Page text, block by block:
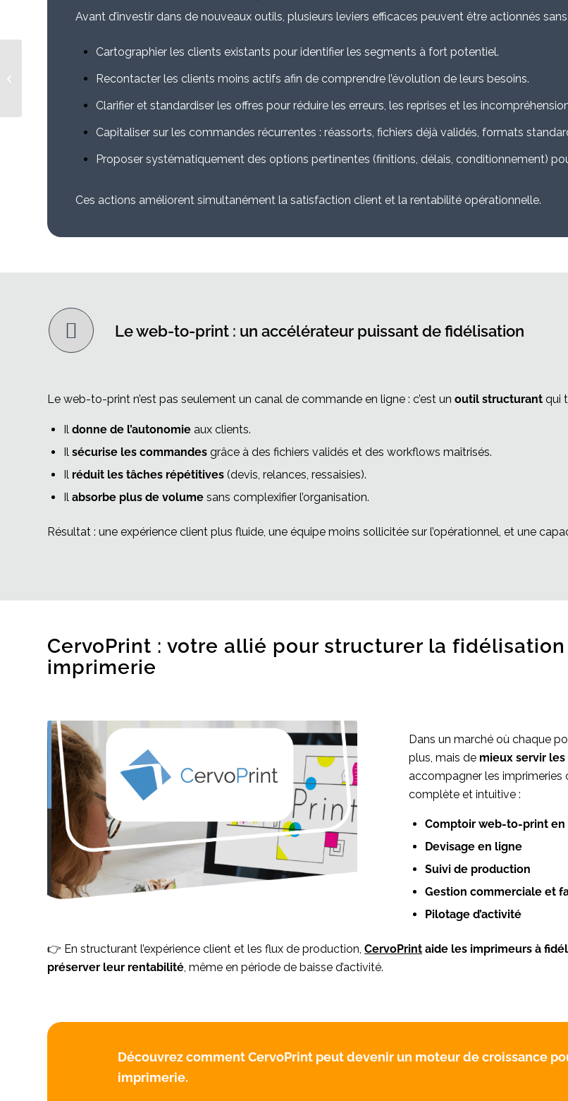
Avant d’investir dans de nouveaux outils, plusieurs leviers efficaces peuvent être actionnés
Cartographier les clients existants pour identifier les segments à fort potentiel.
Recontacter les clients moins actifs afin de comprendre l’évolution de leurs besoins.
Clarifier et standardiser les offres pour réduire les erreurs, les reprises et les
Capitaliser sur les commandes récurrentes : réassorts, fichiers déjà validés, formats
Proposer systématiquement des options pertinentes (finitions, délais, conditionnement)
Ces actions améliorent simultanément la satisfaction client et la rentabilité opérationnelle.
Le web-to-print : un accélérateur puissant de fidélisation
Le web-to-print n’est pas seulement un canal de commande en ligne : c’est un outil structurant qui
Il donne de l’autonomie aux clients.
Il sécurise les commandes grâce à des fichiers validés et des workflows maîtrisés.
Il réduit les tâches répétitives (devis, relances, ressaisies).
Il absorbe plus de volume sans complexifier l’organisation.
Résultat : une expérience client plus fluide, une équipe moins sollicitée sur l’opérationnel, et une
CervoPrint : votre allié pour structurer la
imprimerie
Dans un marché où chaque
plus, mais de mieux servir
accompagner les
complète et intuitive :
Comptoir web-to-print en
Devisage en ligne
Suivi de production
Gestion commerciale et
Pilotage d’activité
👉 En structurant l’expérience client et les flux de production, CervoPrint aide les imprimeurs à
préserver leur rentabilité, même en période de baisse d’activité.
Découvrez comment CervoPrint peut devenir un moteur de croissance
imprimerie.
électronique en